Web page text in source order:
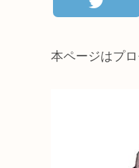
本ページはプ